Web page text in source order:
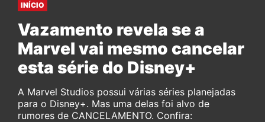
INÍCIO
Vazamento revela se a
Marvel vai mesmo cancelar
esta série do Disney+
A Marvel Studios possui várias séries planejadas
para o Disney+. Mas uma delas foi alvo de
rumores de CANCELAMENTO. Confira: